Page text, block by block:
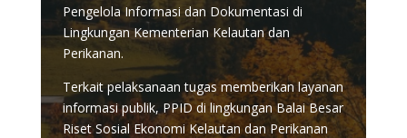
Pengelola Informasi dan Dokumentasi di
Lingkungan Kementerian Kelautan dan
Perikanan.
Terkait pelaksanaan tugas memberikan layanan
informasi publik, PPID di lingkungan Balai Besar
Riset Sosial Ekonomi Kelautan dan Perikanan